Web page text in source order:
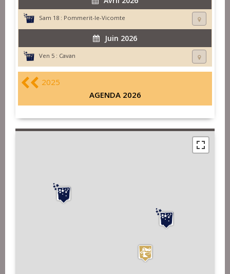
Sam 18 : Pommerit-le-Vicomte
Juin 2026
Ven 5 : Cavan
2025
AGENDA 2026